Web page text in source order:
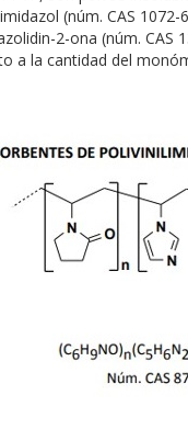
(núm. CAS
2-ona (núm.
a la cantidad del